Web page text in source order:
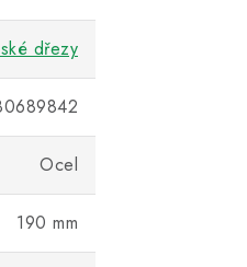
dřezy
Ocel
190 mm